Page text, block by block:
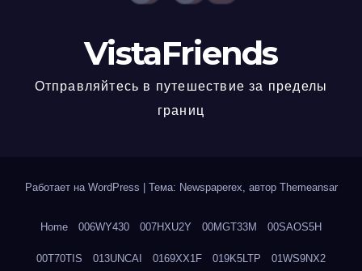
VistaFriends
Отправляйтесь в путешествие за пределы
границ
Работает на WordPress Тема: Newspaperex, автор Themeansar
Home 006WY430 007HXU2Y 00MGT33M 00SAOS5H
00T70TIS 013UNCAI 0169XX1F 019K5LTP 01WS9NX2